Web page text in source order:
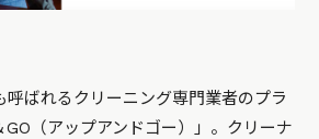
呼ばれるクリーニング専門業者のプラ
（アップアンドゴー）」。クリーナ